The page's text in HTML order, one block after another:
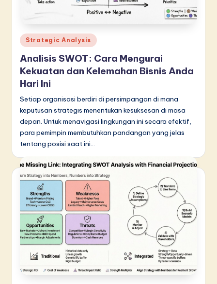
S
o
f
t
w
a
r
I
n
o
v
a
Posted
in
Strategic Analysis
Analisis SWOT: Cara Mengurai
Kekuatan dan Kelemahan Bisnis Anda
Hari Ini
Setiap organisasi berdiri di persimpangan di mana
keputusan strategis menentukan kesuksesan di masa
depan. Untuk menavigasi lingkungan ini secara efektif,
para pemimpin membutuhkan pandangan yang jelas
tentang posisi saat ini…